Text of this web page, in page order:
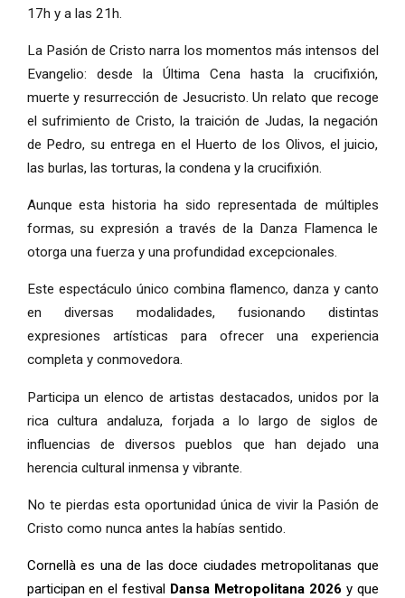
17h y a las 21h.
La Pasión de Cristo narra los momentos más intensos del
Evangelio: desde la Última Cena hasta la crucifixión,
muerte y resurrección de Jesucristo. Un relato que recoge
el sufrimiento de Cristo, la traición de Judas, la negación
de Pedro, su entrega en el Huerto de los Olivos, el juicio,
las burlas, las torturas, la condena y la crucifixión.
Aunque esta historia ha sido representada de múltiples
formas, su expresión a través de la Danza Flamenca le
otorga una fuerza y una profundidad excepcionales.
Este espectáculo único combina flamenco, danza y canto
en diversas modalidades, fusionando distintas
expresiones artísticas para ofrecer una experiencia
completa y conmovedora.
Participa un elenco de artistas destacados, unidos por la
rica cultura andaluza, forjada a lo largo de siglos de
influencias de diversos pueblos que han dejado una
herencia cultural inmensa y vibrante.
No te pierdas esta oportunidad única de vivir la Pasión de
Cristo como nunca antes la habías sentido.
Cornellà es una de las doce ciudades metropolitanas que
participan en el festival Dansa Metropolitana 2026y que